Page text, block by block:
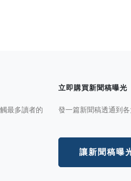
最多讀者的
立即購買新聞稿曝光
發一篇新聞稿透通到
讓新聞稿曝